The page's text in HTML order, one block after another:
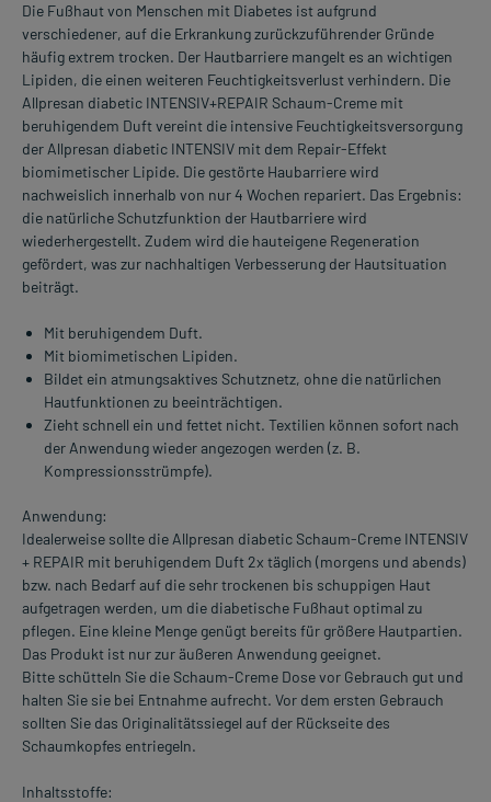
Die Fußhaut von Menschen mit Diabetes ist aufgrund
verschiedener, auf die Erkrankung zurückzuführender Gründe
häufig extrem trocken. Der Hautbarriere mangelt es an wichtigen
Lipiden, die einen weiteren Feuchtigkeitsverlust verhindern. Die
Allpresan diabetic INTENSIV+REPAIR Schaum-Creme mit
beruhigendem Duft vereint die intensive Feuchtigkeitsversorgung
der Allpresan diabetic INTENSIV mit dem Repair-Effekt
biomimetischer Lipide. Die gestörte Haubarriere wird
nachweislich innerhalb von nur 4 Wochen repariert. Das Ergebnis:
die natürliche Schutzfunktion der Hautbarriere wird
wiederhergestellt. Zudem wird die hauteigene Regeneration
gefördert, was zur nachhaltigen Verbesserung der Hautsituation
beiträgt.
Mit beruhigendem Duft.
Mit biomimetischen Lipiden.
Bildet ein atmungsaktives Schutznetz, ohne die natürlichen
Hautfunktionen zu beeinträchtigen.
Zieht schnell ein und fettet nicht. Textilien können sofort nach
der Anwendung wieder angezogen werden (z. B.
Kompressionsstrümpfe).
Anwendung:
Idealerweise sollte die Allpresan diabetic Schaum-Creme INTENSIV
+ REPAIR mit beruhigendem Duft 2x täglich (morgens und abends)
bzw. nach Bedarf auf die sehr trockenen bis schuppigen Haut
aufgetragen werden, um die diabetische Fußhaut optimal zu
pflegen. Eine kleine Menge genügt bereits für größere Hautpartien.
Das Produkt ist nur zur äußeren Anwendung geeignet.
Bitte schütteln Sie die Schaum-Creme Dose vor Gebrauch gut und
halten Sie sie bei Entnahme aufrecht. Vor dem ersten Gebrauch
sollten Sie das Originalitätssiegel auf der Rückseite des
Schaumkopfes entriegeln.
Inhaltsstoffe: